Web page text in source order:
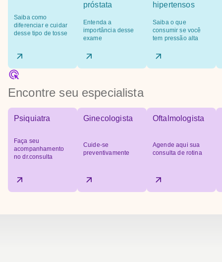
Saiba como
diferenciar e cuidar
desse tipo de tosse
próstata
Entenda a
importância desse
exame
hipertensos
Saiba o que
consumir se você
tem pressão alta
Encontre seu especialista
Psiquiatra
Faça seu
acompanhamento
no dr.consulta
Ginecologista
Cuide-se
preventivamente
Oftalmologista
Agende aqui sua
consulta de rotina